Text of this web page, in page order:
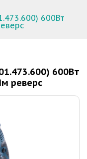
600Вт
600Вт
реверс